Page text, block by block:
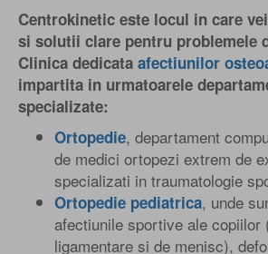
Centrokinetic este locul in care
si solutii clare pentru problemele
Clinica dedicata afectiunilor
impartita in urmatoarele
specializate:
Ortopedie, departament
de medici ortopezi extrem de
specializati in traumatologie
Ortopedie pediatrica, unde
afectiunile sportive ale copiilor
ligamentare si de menisc),